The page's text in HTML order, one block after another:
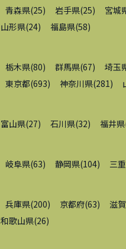
青森県(25) 岩手県(25) 宮城
山形県(24) 福島県(58)
栃木県(80) 群馬県(67) 埼玉
東京都(693) 神奈川県(281)
富山県(27) 石川県(32) 福井県
岐阜県(63) 静岡県(104) 三
兵庫県(200) 京都府(63) 滋
和歌山県(26)